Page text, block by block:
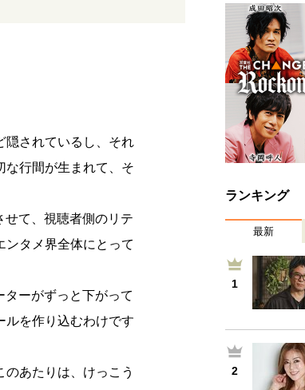
隠されているし、それ
な行間が生まれて、そ
せて、視聴者側のリテ
ンタメ界全体にとって
ーがずっと下がって
ルを作り込むわけです
あたりは、けっこう
ランキング
最新
1
2